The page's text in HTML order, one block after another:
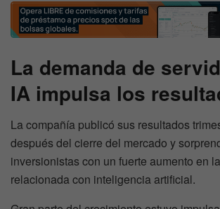
La demanda de
IA impulsa los
La compañía publicó sus resultados
después del cierre del mercado y
inversionistas con un fuerte aumento en
relacionada con inteligencia artificial.